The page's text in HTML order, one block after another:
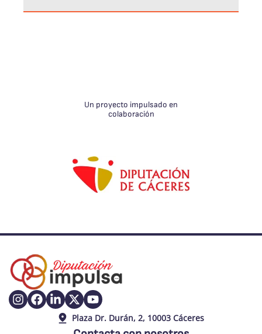
Un proyecto impulsado en
colaboración
Plaza Dr. Durán, 2, 10003 Cáceres